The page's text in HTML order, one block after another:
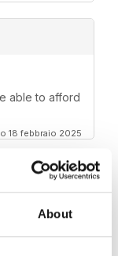
About
able to afford
18 febbraio 2025